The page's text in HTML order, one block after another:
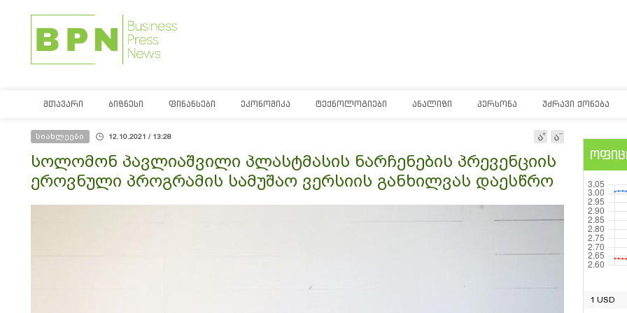
ᲛᲗᲐᲕᲐᲠᲘ ᲑᲘᲖᲜᲔᲡᲘ ᲤᲘᲜᲐᲜᲡᲔᲑᲘ ᲔᲙᲝᲜᲝᲛᲘᲙᲐ ᲢᲔᲥᲜᲝᲚᲝᲒᲘᲔᲑᲘ ᲐᲜᲐᲚᲘᲖᲘ ᲞᲔᲠᲡᲝᲜᲐ ᲣᲫᲠᲐᲕᲘ ᲥᲝᲜᲔᲑᲐ
სიახლეები 12.10.2021 / 13:28
სოლომონ პავლიაშვილი პლასტმასის ნარჩენების პრევენციის
ეროვნული პროგრამის სამუშაო ვერსიის განხილვას დაესწრო
1 USD